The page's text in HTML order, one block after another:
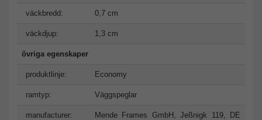
väckbredd: 0,7 cm
väckdjup: 1,3 cm
övriga egenskaper
produktlinje: Economy
ramtyp: Väggspeglar
manufacturer:
Mende Frames GmbH, Jeßnigk 119, DE